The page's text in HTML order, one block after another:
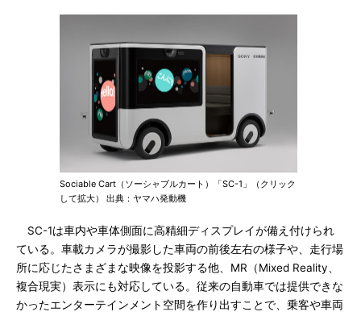
Sociable Cart（ソーシャブルカート）「SC-1」（クリック
して拡大） 出典：ヤマハ発動機
SC-1は車内や車体側面に高精細ディスプレイが備え付けられ
ている。車載カメラが撮影した車両の前後左右の様子や、走行場
所に応じたさまざまな映像を投影する他、MR（Mixed Reality、
複合現実）表示にも対応している。従来の自動車では提供できな
かったエンターテインメント空間を作り出すことで、乗客や車両